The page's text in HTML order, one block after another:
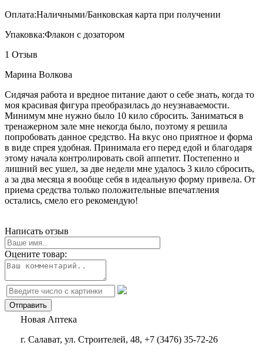
Оплата:Наличными/Банковская карта при получении
Упаковка:Флакон с дозатором
1 Отзыв
Марина Волкова
Сидячая работа и вредное питание дают о себе знать, когда то
моя красивая фигура преобразилась до неузнаваемости.
Минимум мне нужно было 10 кило сбросить. Заниматься в
тренажерном зале мне некогда было, поэтому я решила
попробовать данное средство. На вкус оно приятное и форма
в виде спрея удобная. Принимала его перед едой и благодаря
этому начала контролировать свой аппетит. Постепенно и
лишний вес ушел, за две недели мне удалось 3 кило сбросить,
а за два месяца я вообще себя в идеальную форму привела. От
приема средства только положительные впечатления
остались, смело его рекомендую!
Написать отзыв
Оцените товар:
Новая Аптека
г. Салават, ул. Строителей, 48, +7 (3476) 35-72-26